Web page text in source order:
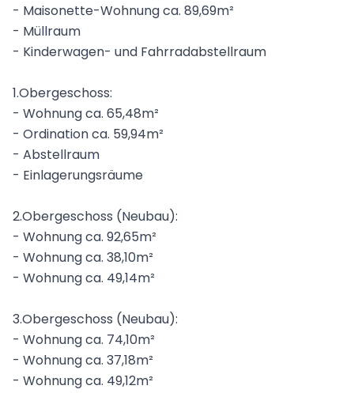
- Maisonette-Wohnung ca. 89,69m²
- Müllraum
- Kinderwagen- und Fahrradabstellraum
1.Obergeschoss:
- Wohnung ca. 65,48m²
- Ordination ca. 59,94m²
- Abstellraum
- Einlagerungsräume
2.Obergeschoss (Neubau):
- Wohnung ca. 92,65m²
- Wohnung ca. 38,10m²
- Wohnung ca. 49,14m²
3.Obergeschoss (Neubau):
- Wohnung ca. 74,10m²
- Wohnung ca. 37,18m²
- Wohnung ca. 49,12m²